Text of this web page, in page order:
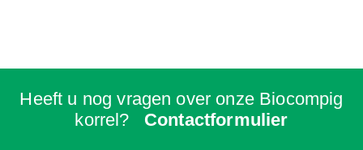
Heeft u nog vragen over onze Biocompig
korrel? Contactformulier